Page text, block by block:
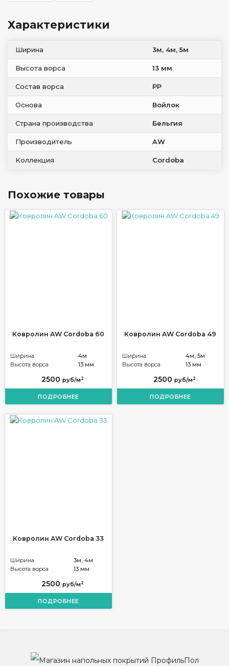
Характеристики
Ширина 3м, 4м, 5м
Высота ворса 13 мм
Состав ворса РР
Основа Войлок
Страна производства Бельгия
Производитель AW
Коллекция Cordoba
Похожие товары
Ковролин AW Cordoba 60
Ширина
4м
Высота ворса
13 мм
2500 руб/м 2
ПОДРОБНЕЕ
Ковролин AW Cordoba 49
Ширина
4м, 5м
Высота ворса
13 мм
2500 руб/м 2
ПОДРОБНЕЕ
Ковролин AW Cordoba 33
Ширина
3м, 4м
Высота ворса
13 мм
2500 руб/м 2
ПОДРОБНЕЕ